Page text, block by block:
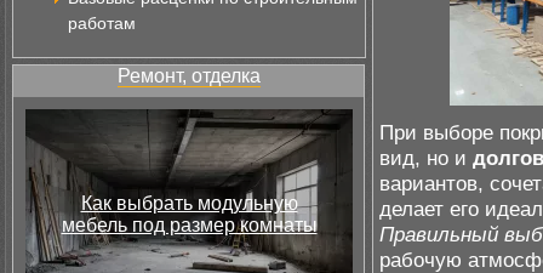
работам
Ремонт, отделка
Как выбрать модульную
мебель под размер комнаты
При выборе
вид, но и
вариантов,
делает его
Правильный
рабочую